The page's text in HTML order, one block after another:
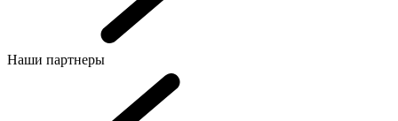
Наши партнеры